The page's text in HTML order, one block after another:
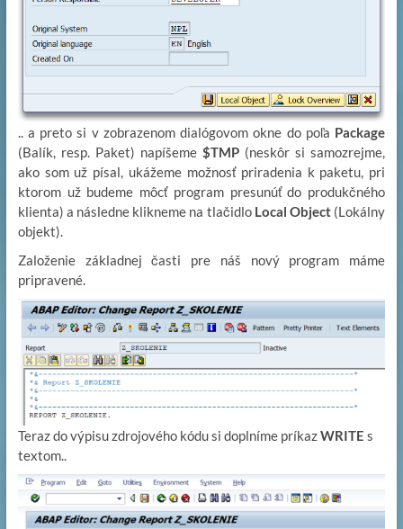
.. a preto si v zobrazenom dialógovom okne do poľa Package
(Balík, resp. Paket) napíšeme$TMP (neskôr si samozrejme,
ako som už písal, ukážeme možnosť priradenia k paketu, pri
ktorom už budeme môcť program presunúť do produkčného
klienta) a následne klikneme na tlačidlo Local Object (Lokálny
objekt).
Založenie základnej časti pre náš nový program máme
pripravené.
Teraz do výpisu zdrojového kódu si doplníme príkazWRITE s
textom..